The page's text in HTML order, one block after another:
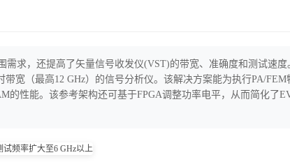
求，还提高了矢量信号收发仪(VST)的带宽、准确度和测试速
宽（最高12 GHz）的信号分析仪。该解决方案能为执行PA/FEM
的性能。该参考架构还可基于FPGA调整功率电平，从而简化了